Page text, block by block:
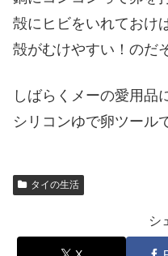
殻にヒビをいれておけば
殻がむけやすい！のだ
しばらくメーの愛用品
シリコンゆで卵ツール
タイの生活
シ